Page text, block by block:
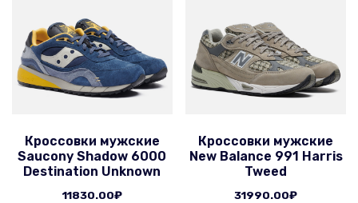
Кроссовки мужские
Saucony Shadow 6000
Destination Unknown
11830.00₽
Кроссовки мужские
New Balance 991 Harris
Tweed
31990.00₽